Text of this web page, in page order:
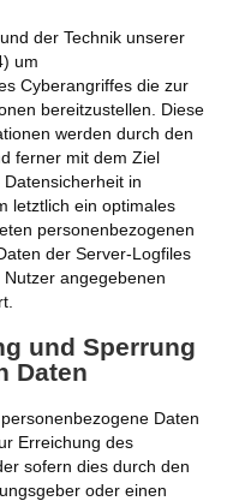
der Technik unserer
um
Cyberangriffes die zur
bereitzustellen. Diese
werden durch den
ferner mit dem Ziel
in
letztlich ein optimales
personenbezogenen
der Server-Logfiles
angegebenen
und Sperrung
Daten
Daten
Erreichung des
sofern dies durch den
oder einen